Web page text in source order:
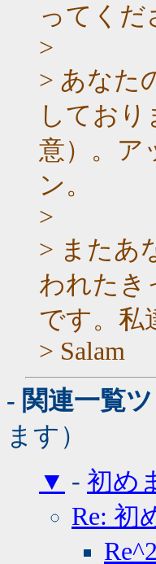
ってくだ
>
> あなた
してお
意）。ア
ン。
>
> またあ
われたき
です。私
> Salam
- 関連一覧
ます）
▼ - 初め
Re: 初